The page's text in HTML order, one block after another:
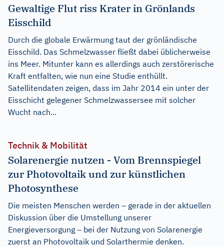
Gewaltige Flut riss Krater in Grönlands
Eisschild
Durch die globale Erwärmung taut der grönländische
Eisschild. Das Schmelzwasser fließt dabei üblicherweise
ins Meer. Mitunter kann es allerdings auch zerstörerische
Kraft entfalten, wie nun eine Studie enthüllt.
Satellitendaten zeigen, dass im Jahr 2014 ein unter der
Eisschicht gelegener Schmelzwassersee mit solcher
Wucht nach...
Technik & Mobilität
Solarenergie nutzen - Vom Brennspiegel
zur Photovoltaik und zur künstlichen
Photosynthese
Die meisten Menschen werden – gerade in der aktuellen
Diskussion über die Umstellung unserer
Energieversorgung – bei der Nutzung von Solarenergie
zuerst an Photovoltaik und Solarthermie denken.